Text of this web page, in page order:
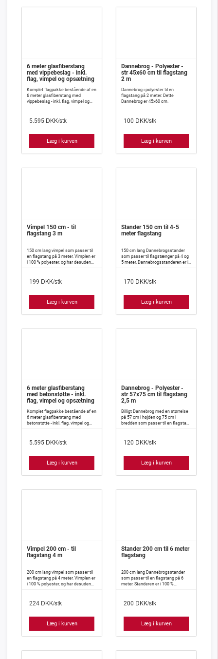
6 meter glasfiberstang
med vippebeslag - inkl.
flag, vimpel og opsætning
Komplet flagpakke bestående af en
6 meter glasfiberstang med
vippebeslag - inkl. flag, vimpel og
5.595 DKK/stk
Læg i kurven
Dannebrog - Polyester -
str 45x60 cm til flagstang
2 m
Dannebrog i polyester til en
flagstang på 2 meter. Dette
Dannebrog er 45x60 cm.
100 DKK/stk
Læg i kurven
Vimpel 150 cm - til
flagstang 3 m
150 cm lang vimpel som passer til
en flagstang på 3 meter. Vimplen er
i 100 % polyester, og har desuden
199 DKK/stk
Læg i kurven
Stander 150 cm til 4-5
meter flagstang
150 cm lang Dannebrogsstander
som passer til flagstænger på 4 og
5 meter. Dannebrogsstanderen er i
vanskeligt slår knuder.
170 DKK/stk
Læg i kurven
6 meter glasfiberstang
med betonstøtte - inkl.
flag, vimpel og opsætning
Komplet flagpakke bestående af en
6 meter glasfiberstang med
betonstøtte - inkl. flag, vimpel og
5.595 DKK/stk
Læg i kurven
Dannebrog - Polyester -
str 57x75 cm til flagstang
2,5 m
Billigt Dannebrog med en størrelse
på 57 cm i højden og 75 cm i
bredden som passer til en flagstang
120 DKK/stk
Læg i kurven
Vimpel 200 cm - til
flagstang 4 m
200 cm lang vimpel som passer til
en flagstang på 4 meter. Vimplen er
i 100 % polyester, og har desuden
224 DKK/stk
Læg i kurven
Stander 200 cm til 6 meter
flagstang
200 cm lang Dannebrogsstander
som passer til en flagstang på 6
meter. Standeren er i 100 %
vanskeligt slår knuder.
200 DKK/stk
Læg i kurven